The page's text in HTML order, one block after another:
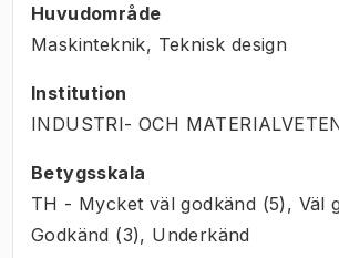
Huvudområde
Maskinteknik, Teknisk design
Institution
INDUSTRI- OCH
Betygsskala
TH - Mycket väl godkänd (5), Väl
Godkänd (3), Underkänd